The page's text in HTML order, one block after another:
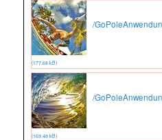
/
(177.68 kB)
/
(169.48 kB)